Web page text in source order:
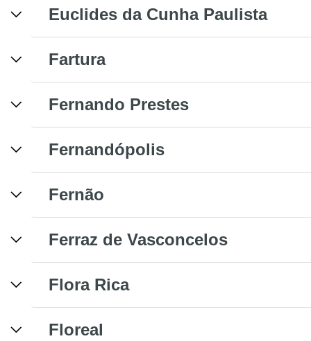
Euclides da Cunha Paulista
Fartura
Fernando Prestes
Fernandópolis
Fernão
Ferraz de Vasconcelos
Flora Rica
Floreal